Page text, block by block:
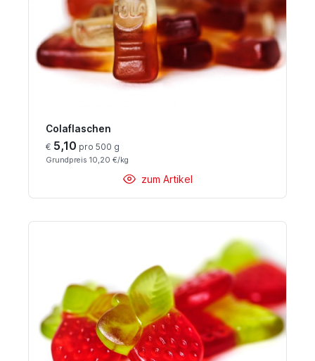
Colaflaschen
€ 5,10 pro 500 g
Grundpreis 10,20 €/kg
zum Artikel